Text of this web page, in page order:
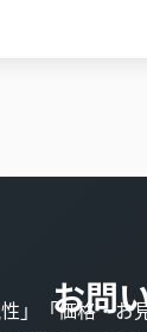
お問
」「価格・